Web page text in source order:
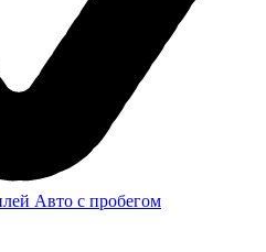
Авто с пробегом